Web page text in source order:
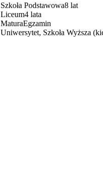
Szkoła Podstawowa8 lat
Liceum4 lata
MaturaEgzamin
Uniwersytet, Szkoła Wyższa